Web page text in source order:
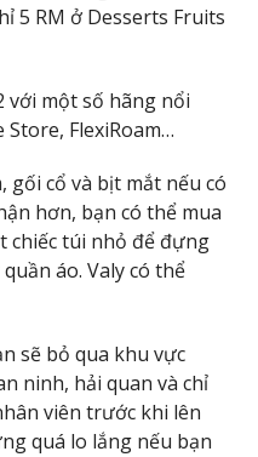
5 RM ở Desserts Fruits
với một số hãng nổi
FlexiRoam…
gối cổ và bịt mắt nếu có
hơn, bạn có thể mua
chiếc túi nhỏ để đựng
áo. Valy có thể
sẽ bỏ qua khu vực
ninh, hải quan và chỉ
viên trước khi lên
quá lo lắng nếu bạn